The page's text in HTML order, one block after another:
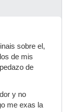
sobre el,
de mis
de
y no
me exas la